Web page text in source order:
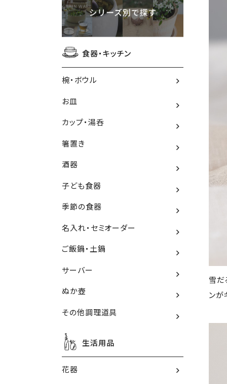
食器・キッチン
椀・ボウル
お皿
カップ・湯呑
箸置き
酒器
子ども食器
季節の食器
名入れ・セミオーダー
ご飯鍋・土鍋
サーバー
ぬか壺
その他調理道具
生活用品
花器
雪だ
ンが